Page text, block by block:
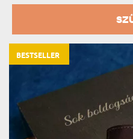
BESTSELLER